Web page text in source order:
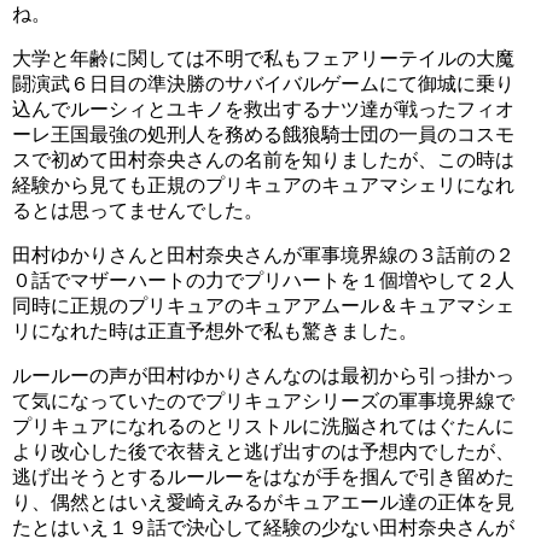
たので、演劇の勉強ができる芸術大学に通っていたようで
すね。
大学に通いながら声優スクールにも通うなんて、バイタリ
ティがすごい ですね。
リの演技に活かされていると感じます。
スポンサーリンク
ね。
大学と年齢に関しては不明で私もフェアリーテイルの大魔
闘演武６日目の準決勝のサバイバルゲームにて御城に乗り
込んでルーシィとユキノを救出するナツ達が戦ったフィオ
ーレ王国最強の処刑人を務める餓狼騎士団の一員のコスモ
スで初めて田村奈央さんの名前を知りましたが、この時は
経験から見ても正規のプリキュアのキュアマシェリになれ
るとは思ってませんでした。
田村ゆかりさんと田村奈央さんが軍事境界線の３話前の２
０話でマザーハートの力でプリハートを１個増やして２人
同時に正規のプリキュアのキュアアムール＆キュアマシェ
リになれた時は正直予想外で私も驚きました。
ルールーの声が田村ゆかりさんなのは最初から引っ掛かっ
て気になっていたのでプリキュアシリーズの軍事境界線で
プリキュアになれるのとリストルに洗脳されてはぐたんに
より改心した後で衣替えと逃げ出すのは予想内でしたが、
逃げ出そうとするルールーをはなが手を掴んで引き留めた
り、偶然とはいえ愛崎えみるがキュアエール達の正体を見
たとはいえ１９話で決心して経験の少ない田村奈央さんが